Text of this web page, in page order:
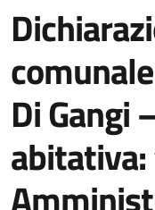
Di Gangi
abitativa: